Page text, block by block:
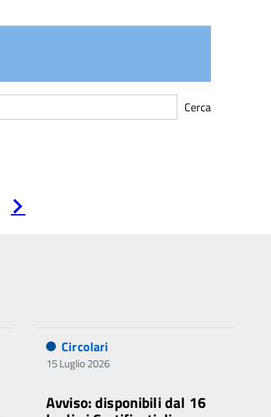
Cerca
successiva
Circolari
15 Luglio 2026
Avviso: disponibili dal 16